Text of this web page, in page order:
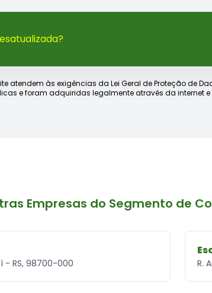
às exigências da Lei Geral de Proteção de
e foram adquiridas legalmente através da internet e
Empresas do Segmento de
- RS, 98700-000 R.